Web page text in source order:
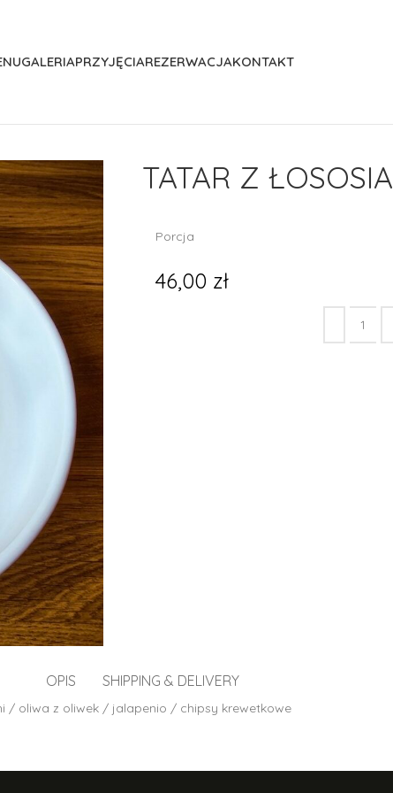
GALERIAPRZYJĘCIAREZERWACJAKONTAKT
TATAR Z ŁOSOSIA
Porcja
46,00 zł
OPIS SHIPPING & DELIVERY
oliwa z oliwek / jalapenio / chipsy krewetkowe